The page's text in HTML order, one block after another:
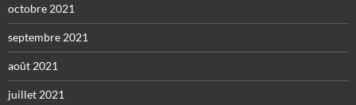
octobre 2021
septembre 2021
août 2021
juillet 2021